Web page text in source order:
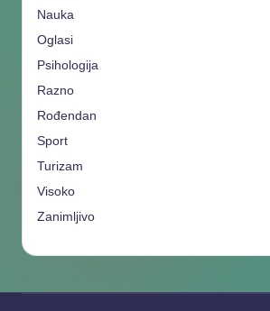
Nauka
Oglasi
Psihologija
Razno
Rođendan
Sport
Turizam
Visoko
Zanimljivo